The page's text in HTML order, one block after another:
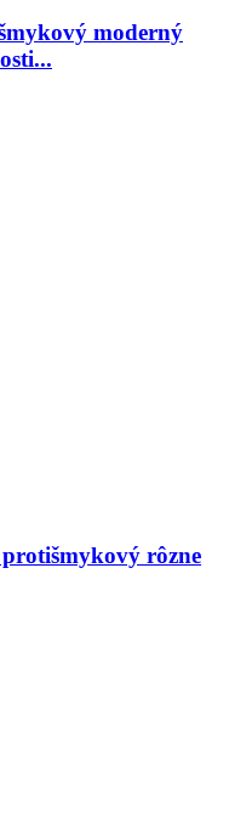
moderný
rôzne